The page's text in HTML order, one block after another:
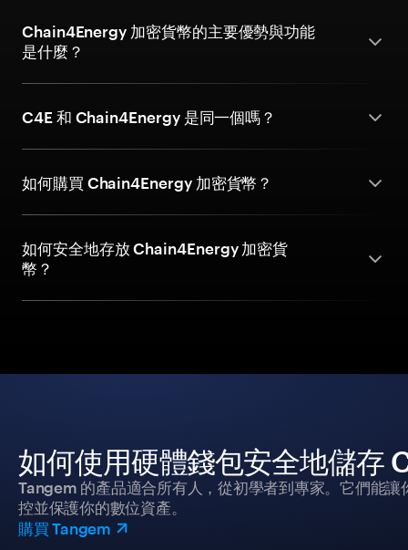
Chain4Energy 加密貨幣的主要優勢與功能
是什麼？
C4E 和 Chain4Energy 是同一個嗎？
如何購買 Chain4Energy 加密貨幣？
如何安全地存放 Chain4Energy 加密貨
幣？
如何使用硬體錢包安全地儲存
Tangem 的產品適合所有人，從初學者到專家。它們能
控並保護你的數位資產。
購買 Tangem